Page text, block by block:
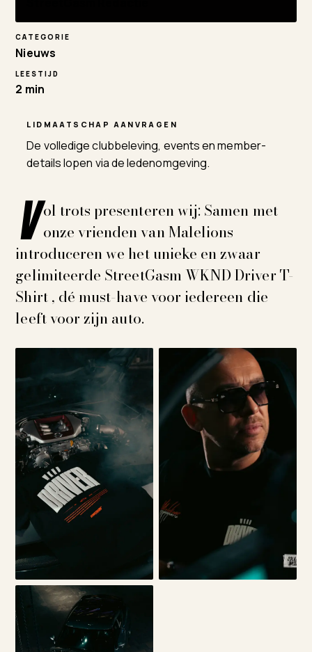
CATEGORIE
Nieuws
LEESTIJD
2 min
LIDMAATSCHAP AANVRAGEN
De volledige clubbeleving, events en member-
details lopen via de ledenomgeving.
V ol trots presenteren wij: Samen met
onze vrienden van Malelions
introduceren we het unieke en zwaar
gelimiteerde StreetGasm WKND Driver T-
Shirt , dé must-have voor iedereen die
leeft voor zijn auto.